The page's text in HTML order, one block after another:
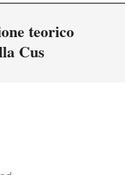
teorico
Cus